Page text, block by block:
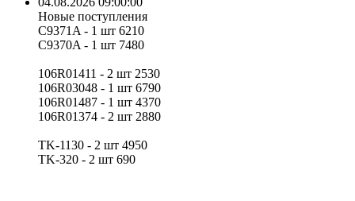
Новые поступления
C9371A - 1 шт 6210
C9370A - 1 шт 7480
106R01411 - 2 шт 2530
106R03048 - 1 шт 6790
106R01487 - 1 шт 4370
106R01374 - 2 шт 2880
TK-1130 - 2 шт 4950
TK-320 - 2 шт 690